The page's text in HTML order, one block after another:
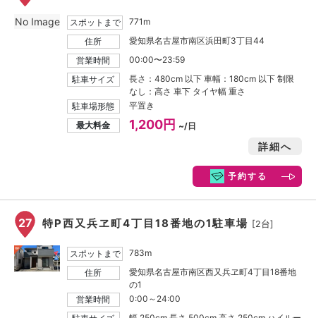
スポットまで
771m
住所
愛知県名古屋市南区浜田町3丁目44
営業時間
00:00〜23:59
駐車サイズ
長さ：480cm 以下 車幅：180cm 以下 制限
なし：高さ 車下 タイヤ幅 重さ
駐車場形態
平置き
最大料金
1,200円 ~/日
詳細へ
予約する
No Image
27 特P西又兵ヱ町4丁目18番地の1駐車場 [2台]
スポットまで
783m
住所
愛知県名古屋市南区西又兵ヱ町4丁目18番地
の1
営業時間
0:00～24:00